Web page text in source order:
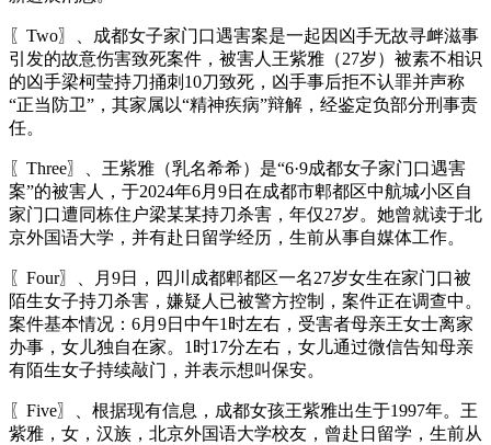
〖Two〗、成都女子家门口遇害案是一起因凶手无故寻衅滋事
引发的故意伤害致死案件，被害人王紫雅（27岁）被素不相识
的凶手梁柯莹持刀捅刺10刀致死，凶手事后拒不认罪并声称
“正当防卫”，其家属以“精神疾病”辩解，经鉴定负部分刑事责
任。
〖Three〗、王紫雅（乳名希希）是“6·9成都女子家门口遇害
案”的被害人，于2024年6月9日在成都市郫都区中航城小区自
家门口遭同栋住户梁某某持刀杀害，年仅27岁。她曾就读于北
京外国语大学，并有赴日留学经历，生前从事自媒体工作。
〖Four〗、月9日，四川成都郫都区一名27岁女生在家门口被
陌生女子持刀杀害，嫌疑人已被警方控制，案件正在调查中。
案件基本情况：6月9日中午1时左右，受害者母亲王女士离家
办事，女儿独自在家。1时17分左右，女儿通过微信告知母亲
有陌生女子持续敲门，并表示想叫保安。
〖Five〗、根据现有信息，成都女孩王紫雅出生于1997年。王
紫雅，女，汉族，北京外国语大学校友，曾赴日留学，生前从